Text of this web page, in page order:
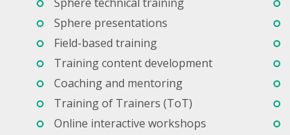
Sphere presentations
Field-based training
Training content development
Coaching and mentoring
Training of Trainers (ToT)
Online interactive workshops